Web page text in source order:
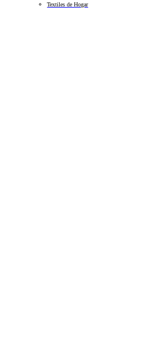
Textiles de Hogar